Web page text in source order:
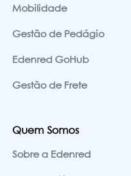
Mobilidade
Gestão de Pedágio
Edenred GoHub
Gestão de Frete
Quem Somos
Sobre a Edenred